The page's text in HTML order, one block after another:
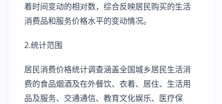
着时间变动的相对数，综合反映居民购买的生活
消费品和服务价格水平的变动情况。
2.统计范围
居民消费价格统计调查涵盖全国城乡居民生活消
费的食品烟酒及在外餐饮、衣着、居住、生活用
品及服务、交通通信、教育文化娱乐、医疗保